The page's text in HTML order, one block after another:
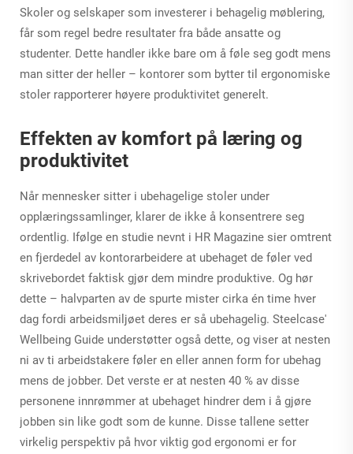
Skoler og selskaper som investerer i behagelig møblering,
får som regel bedre resultater fra både ansatte og
studenter. Dette handler ikke bare om å føle seg godt mens
man sitter der heller – kontorer som bytter til ergonomiske
stoler rapporterer høyere produktivitet generelt.
Effekten av komfort på læring og
produktivitet
Når mennesker sitter i ubehagelige stoler under
opplæringssamlinger, klarer de ikke å konsentrere seg
ordentlig. Ifølge en studie nevnt i HR Magazine sier omtrent
en fjerdedel av kontorarbeidere at ubehaget de føler ved
skrivebordet faktisk gjør dem mindre produktive. Og hør
dette – halvparten av de spurte mister cirka én time hver
dag fordi arbeidsmiljøet deres er så ubehagelig. Steelcase'
Wellbeing Guide understøtter også dette, og viser at nesten
ni av ti arbeidstakere føler en eller annen form for ubehag
mens de jobber. Det verste er at nesten 40 % av disse
personene innrømmer at ubehaget hindrer dem i å gjøre
jobben sin like godt som de kunne. Disse tallene setter
virkelig perspektiv på hvor viktig god ergonomi er for